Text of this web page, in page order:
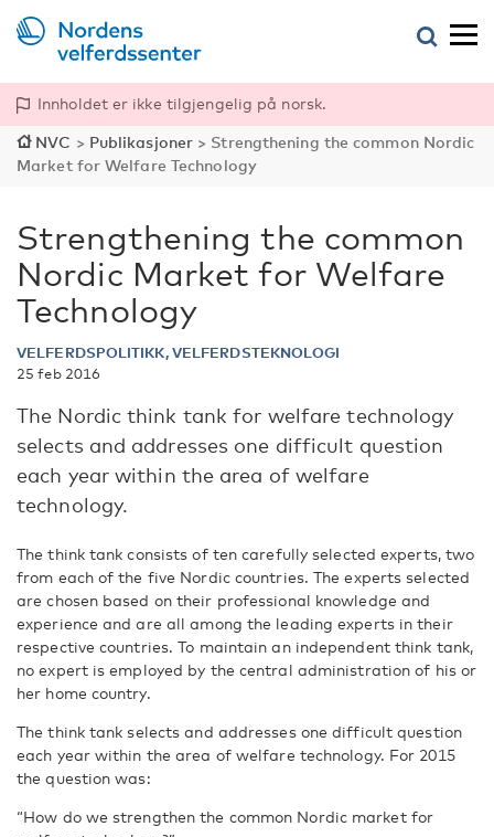
Innholdet er ikke tilgjengelig på norsk.
NVC > Publikasjoner > Strengthening the common Nordic
Market for Welfare Technology
Strengthening the common
Nordic Market for Welfare
Technology
VELFERDSPOLITIKK, VELFERDSTEKNOLOGI
25 feb 2016
The Nordic think tank for welfare technology
selects and addresses one difficult question
each year within the area of welfare
technology.
The think tank consists of ten carefully selected experts, two
from each of the five Nordic countries. The experts selected
are chosen based on their professional knowledge and
experience and are all among the leading experts in their
respective countries. To maintain an independent think tank,
no expert is employed by the central administration of his or
her home country.
The think tank selects and addresses one difficult question
each year within the area of welfare technology. For 2015
the question was:
“How do we strengthen the common Nordic market for